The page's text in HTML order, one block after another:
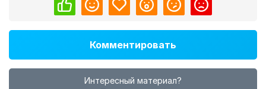
Комментировать
Интересный материал?